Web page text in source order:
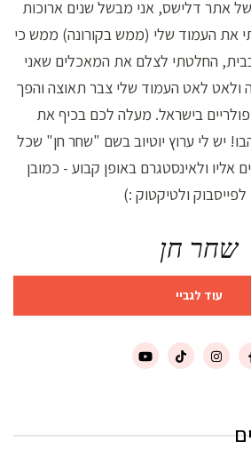
של אתר דלישס, אני מבשל שנים ארוכות
את העמוד שלי (ממש בקורונה) ממש כי
החלטתי לצלם את המאכלים שאני
ולאט לאט העמוד שלי צבר תאוצה והפך
בישראל. מעלה לכם בכיף את
יש לי ערוץ יוטיוב בשם "שחר חן" שכל
אליו ולאינסטגרם באופן קבוע - כמובן
ולטיקטוק :)
שחר חן
עוד לגביי